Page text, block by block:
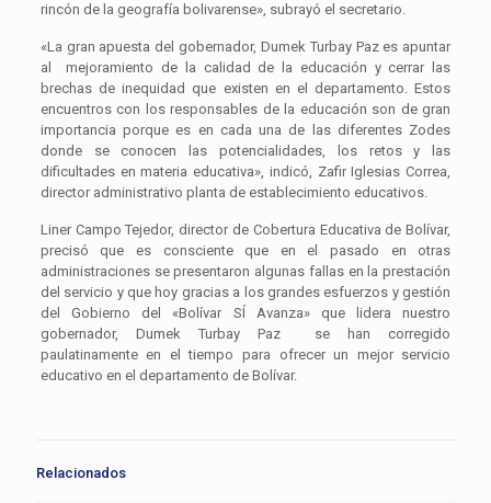
rincón de la geografía bolivarense», subrayó el secretario.
«La gran apuesta del gobernador, Dumek Turbay Paz es apuntar
al mejoramiento de la calidad de la educación y cerrar las
brechas de inequidad que existen en el departamento. Estos
encuentros con los responsables de la educación son de gran
importancia porque es en cada una de las diferentes Zodes
donde se conocen las potencialidades, los retos y las
dificultades en materia educativa», indicó, Zafir Iglesias Correa,
director administrativo planta de establecimiento educativos.
Liner Campo Tejedor, director de Cobertura Educativa de Bolívar,
precisó que es consciente que en el pasado en otras
administraciones se presentaron algunas fallas en la prestación
del servicio y que hoy gracias a los grandes esfuerzos y gestión
del Gobierno del «Bolívar SÍ Avanza» que lidera nuestro
gobernador, Dumek Turbay Paz se han corregido
paulatinamente en el tiempo para ofrecer un mejor servicio
educativo en el departamento de Bolívar.
Relacionados